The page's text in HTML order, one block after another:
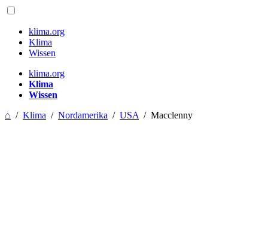
klima.org
Klima
Wissen
klima.org
Klima
Wissen
⌂ / Klima / Nordamerika / USA / Macclenny